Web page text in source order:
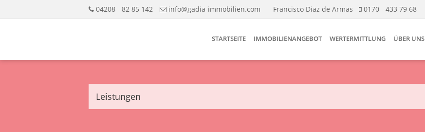
04208 - 82 85 142 info@gadia-immobilien.com Francisco Diaz de Armas 0170 - 433 79 68
STARTSEITE IMMOBILIENANGEBOT WERTERMITTLUNG ÜBER UNS
Leistungen